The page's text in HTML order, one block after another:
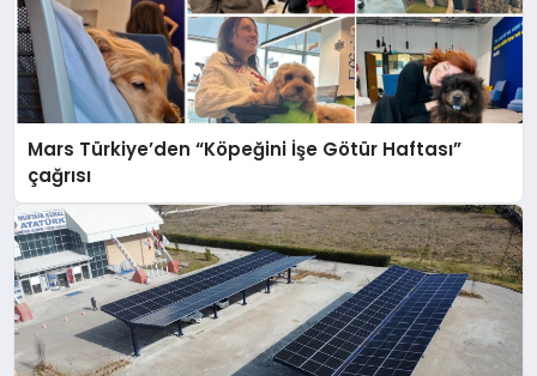
Mars Türkiye’den “Köpeğini İşe Götür Haftası”
çağrısı